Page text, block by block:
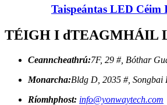
Taispeántas LED
TÉIGH I dTEAGMHÁIL
Ceanncheathrú:7F, 29 #, Bóthar
Monarcha:Bldg D, 2035 #, Songbai
Ríomhphost: info@yonwaytech.com